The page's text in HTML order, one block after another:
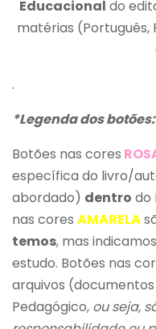
Educacional do
matérias (Português,
.
*Legenda dos botões:
Botões nas cores
específica do livro/
abordado) dentro do
nas cores AMARELA
temos, mas
estudo. Botões nas
arquivos
Pedagógico, ou seja,